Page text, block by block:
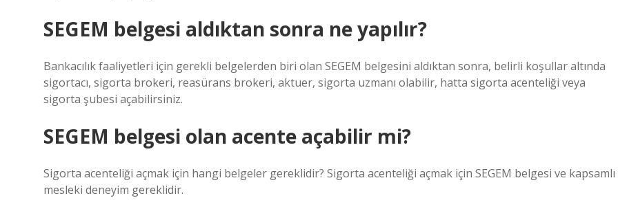
SEGEM belgesi aldıktan sonra ne yapılır?
Bankacılık faaliyetleri için gerekli belgelerden biri olan SEGEM belgesini aldıktan sonra, belirli koşullar altında
sigortacı, sigorta brokeri, reasürans brokeri, aktuer, sigorta uzmanı olabilir, hatta sigorta acenteliği veya
sigorta şubesi açabilirsiniz.
SEGEM belgesi olan acente açabilir mi?
Sigorta acenteliği açmak için hangi belgeler gereklidir? Sigorta acenteliği açmak için SEGEM belgesi ve kapsamlı
mesleki deneyim gereklidir.